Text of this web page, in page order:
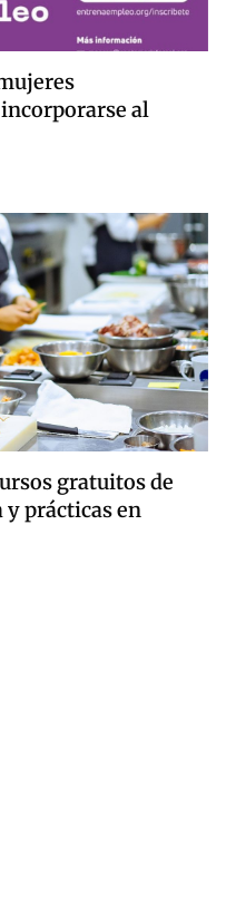
al
gratuitos de
y prácticas en